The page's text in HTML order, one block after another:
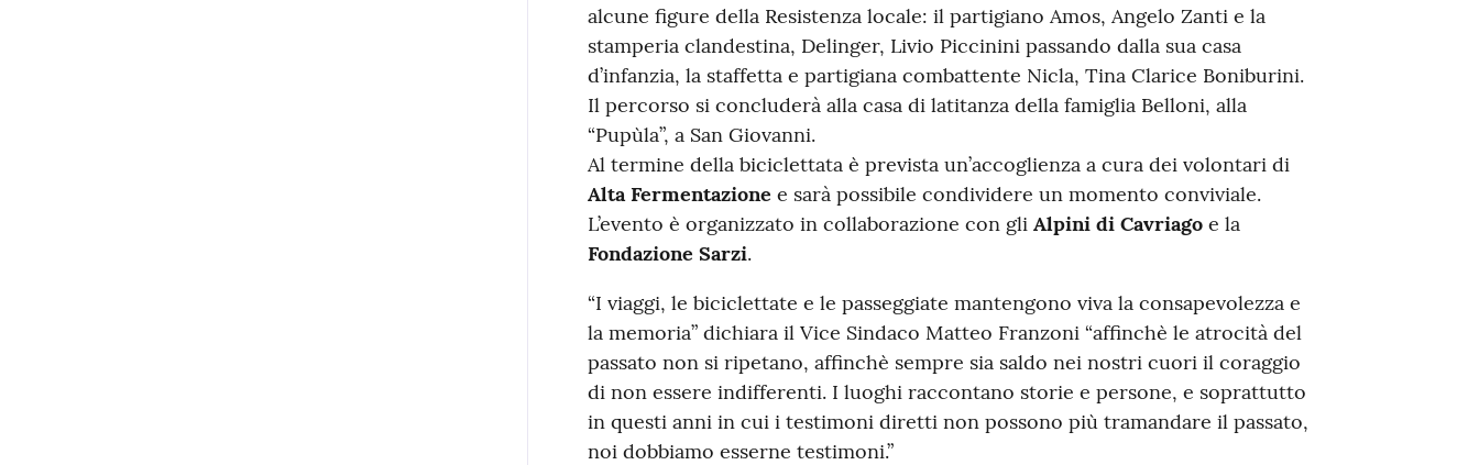
alcune figure della Resistenza locale: il partigiano Amos, Angelo Zanti e la
stamperia clandestina, Delinger, Livio Piccinini passando dalla sua casa
d’infanzia, la staffetta e partigiana combattente Nicla, Tina Clarice Boniburini.
Il percorso si concluderà alla casa di latitanza della famiglia Belloni, alla
“Pupùla”, a San Giovanni.
Al termine della biciclettata è prevista un’accoglienza a cura dei volontari di
Alta Fermentazione e sarà possibile condividere un momento conviviale.
L’evento è organizzato in collaborazione con gli Alpini di Cavriagoe la
Fondazione Sarzi.
“I viaggi, le biciclettate e le passeggiate mantengono viva la consapevolezza e
la memoria” dichiara il Vice Sindaco Matteo Franzoni “affinchè le atrocità del
passato non si ripetano, affinchè sempre sia saldo nei nostri cuori il coraggio
di non essere indifferenti. I luoghi raccontano storie e persone, e soprattutto
in questi anni in cui i testimoni diretti non possono più tramandare il passato,
noi dobbiamo esserne testimoni.”